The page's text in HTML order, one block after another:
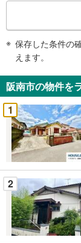
知
を
受
け
取
る
・
条
件
を
マ
イ
ペ
保存した条件の
えます。
阪南市の物件を
1
2